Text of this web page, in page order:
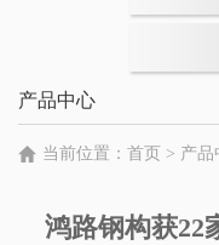
产品中心
当前位置： 首页 > 产品
鸿路钢构获22